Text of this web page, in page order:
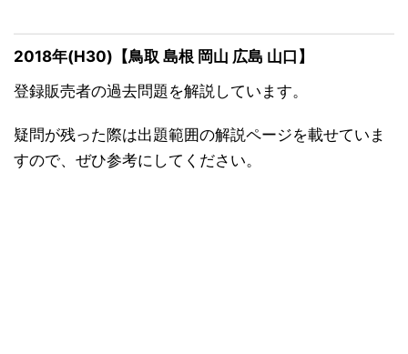
2018年(H30)【鳥取 島根 岡山 広島 山口】
登録販売者の過去問題を解説しています。
疑問が残った際は出題範囲の解説ページを載せていま
すので、ぜひ参考にしてください。